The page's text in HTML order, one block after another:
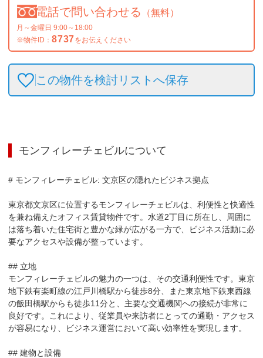
電話で問い合わせる （無料）
月～金曜日 9:00～18:00
※物件ID： 8737をお伝えください
この物件を検討リストへ保存
モンフィレーチェビルについて
# モンフィレーチェビル: 文京区の隠れたビジネス拠点
東京都文京区に位置するモンフィレーチェビルは、利便性と快適性
を兼ね備えたオフィス賃貸物件です。水道2丁目に所在し、周囲に
は落ち着いた住宅街と豊かな緑が広がる一方で、ビジネス活動に必
要なアクセスや設備が整っています。
## 立地
モンフィレーチェビルの魅力の一つは、その交通利便性です。東京
地下鉄有楽町線の江戸川橋駅から徒歩8分、また東京地下鉄東西線
の飯田橋駅からも徒歩11分と、主要な交通機関への接続が非常に
良好です。これにより、従業員や来訪者にとっての通勤・アクセス
が容易になり、ビジネス運営において高い効率性を実現します。
## 建物と設備